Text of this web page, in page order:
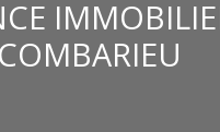
COMBARIEU